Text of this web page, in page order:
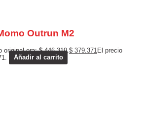
Outrun M2
original era: $ 446.319. $ 379.371 El precio
Añadir al carrito